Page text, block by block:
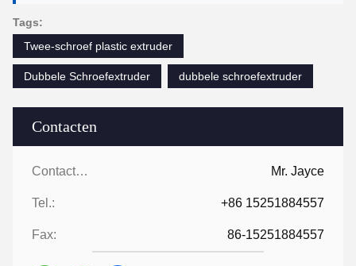
Contacten
Contacten: Mr. Jayce
Tel.: +86 15251884557
Fax: 86-15251884557
Tags:
Twee-schroef plastic extruder
Dubbele Schroefextruder dubbele schroefextruder